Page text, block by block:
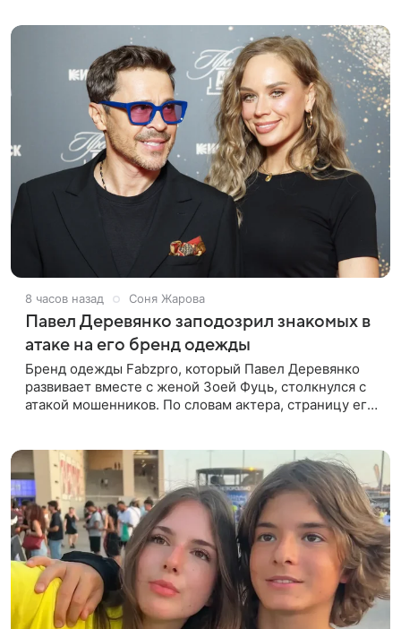
8 часов назад Соня Жарова
Павел Деревянко заподозрил знакомых в
атаке на его бренд одежды
Бренд одежды Fabzpro, который Павел Деревянко
развивает вместе с женой Зоей Фуць, столкнулся с
атакой мошенников. По словам актера, страницу его